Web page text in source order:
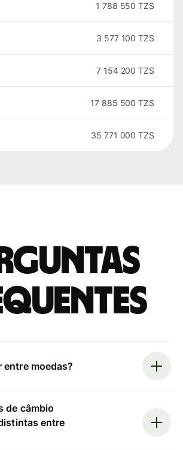
1 788 550 TZS
3 577 100 TZS
7 154 200 TZS
17 885 500 TZS
35 771 000 TZS
moedas?
de câmbio
entre